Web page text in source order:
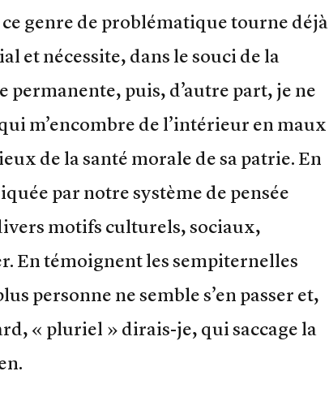
genre de problématique tourne déjà
et nécessite, dans le souci de la
permanente, puis, d’autre part, je ne
m’encombre de l’intérieur en maux
de la santé morale de sa patrie. En
par notre système de pensée
motifs culturels, sociaux,
En témoignent les sempiternelles
personne ne semble s’en passer et,
« pluriel » dirais-je, qui saccage la